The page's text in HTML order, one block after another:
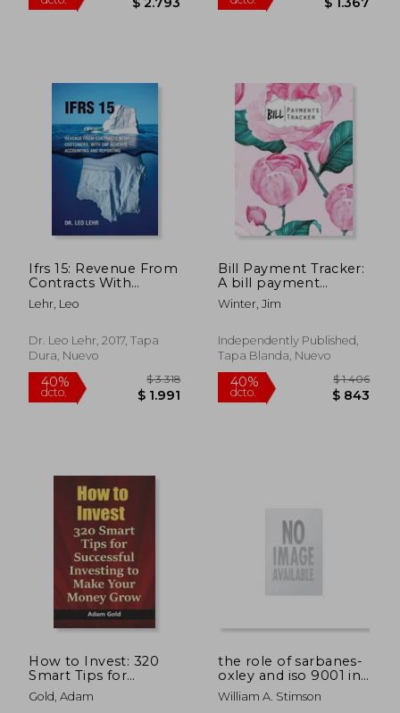
Ifrs 15: Revenue From
Contracts With
Customers, With sap
Revenue Accounting
Inglés)
Lehr, Leo
Dr. Leo Lehr, 2017, Tapa
Dura, Nuevo
Bill Payment Tracker:
A bill payment
checklist makes it
easy to track your bill
month Help you pay
on time and Have
Winter, Jim
Independently Published,
Tapa Blanda, Nuevo
How to Invest: 320
Smart Tips for
Successful Investing
to Make Your Money
Gold, Adam
the role of sarbanes-
oxley and iso 9001 in
corporate
management,a plan
William A. Stimson